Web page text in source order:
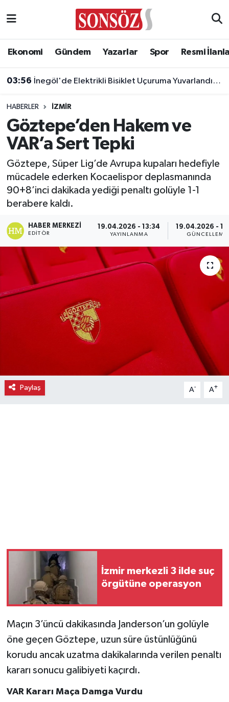
Ekonomi Gündem Yazarlar Spor Resmi
03:56 İnegöl'de Elektrikli Bisiklet Uçuruma Yuvarlandı: 3 Çocuk Yaralandı!
HABERLER İZMIR
Göztepe’den Hakem ve
VAR’a Sert Tepki
Göztepe, Süper Lig’de Avrupa kupaları hedefiyle
mücadele ederken Kocaelispor deplasmanında
90+8’inci dakikada yediği penaltı golüyle 1-1
berabere kaldı.
HABER MERKEZI
EDITÖR
19.04.2026 - 13:34
YAYINLANMA
19.04.2026 -
GÜNCELLEME
Paylaş A- A+
İzmir merkezli 3 ilde suç
örgütüne operasyon
Maçın 3’üncü dakikasında Janderson’un golüyle
öne geçen Göztepe, uzun süre üstünlüğünü
korudu ancak uzatma dakikalarında verilen penaltı
kararı sonucu galibiyeti kaçırdı.
VAR Kararı Maça Damga Vurdu
Asayiş
Biyografi
Çevre
Diğer
Dünya
Eğitim
Ekonomi
Eleman
Gündem
Haber
Seri İlan
Siyaset
Sonsöz Özel
Vasıta
Ankara Nöbetçi Eczaneler
Ankara Trafik Yoğunluk Haritası
Süper Lig Puan Durumu ve Fikstür
Tüm Manşetler
Son Dakika Haberleri
Haber Arşivi